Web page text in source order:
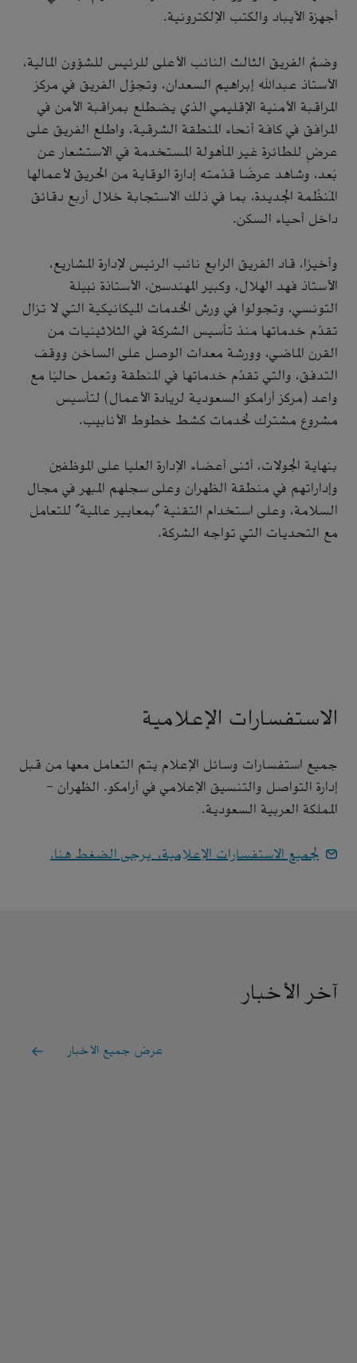
أجهزة الآيباد والكتب الإلكترونية.
وضمَّ الفريق الثالث النائب الأعلى للرئيس للشؤون المالية،
الأستاذ عبدالله إبراهيم السعدان، وتجوَّل الفريق في مركز
المراقبة الأمنية الإقليمي الذي يضطلع بمراقبة الأمن في
المرافق في كافة أنحاء المنطقة الشرقية، واطلع الفريق على
عرضٍ للطائرة غير المأهولة المستخدمة في الاستشعار عن
بُعد، وشاهد عرضًا قدَّمته إدارة الوقاية من الحريق لأعمالها
المُنظَّمة الجديدة، بما في ذلك الاستجابة خلال أربع دقائق
داخل أحياء السكن.
وأخيرًا، قاد الفريق الرابع نائب الرئيس لإدارة المشاريع،
الأستاذ فهد الهلال، وكبير المهندسين، الأستاذة نبيلة
التونسي، وتجولوا في ورش الخدمات الميكانيكية التي لا تزال
تقدِّم خدماتها منذ تأسيس الشركة في الثلاثينيات من
القرن الماضي، وورشة معدات الوصل على الساخن ووقف
التدفق، والتي تقدِّم خدماتها في المنطقة وتعمل حاليًا مع
واعد (مركز أرامكو السعودية لريادة الأعمال) لتأسيس
مشروع مشترك لخدمات كشط خطوط الأنابيب.
بنهاية الجولات، أثنى أعضاء الإدارة العليا على الموظفين
وإداراتهم في منطقة الظهران وعلى سجلهم المبهر في مجال
السلامة، وعلى استخدام التقنية "بمعايير عالمية" للتعامل
مع التحديات التي تواجه الشركة.
الاستفسارات الإعلامية
جميع استفسارات وسائل الإعلام يتم التعامل معها من قبل
إدارة التواصل والتنسيق الإعلامي في أرامكو. الظهران -
المملكة العربية السعودية.
لجميع الاستفسارات الإعلامية، يرجى الضغط هنا.
آخر الأخبار
عرض جميع الأخبار